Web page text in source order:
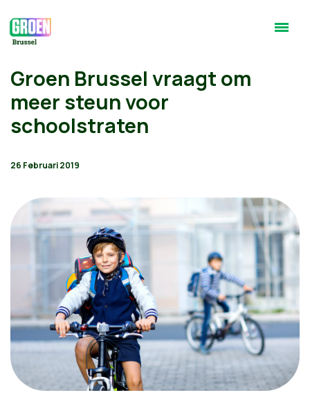
Groen Brussel vraagt om
meer steun voor
schoolstraten
26 Februari 2019